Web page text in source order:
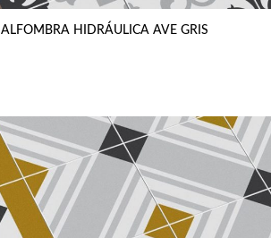
ALFOMBRA HIDRÁULICA AVE GRIS